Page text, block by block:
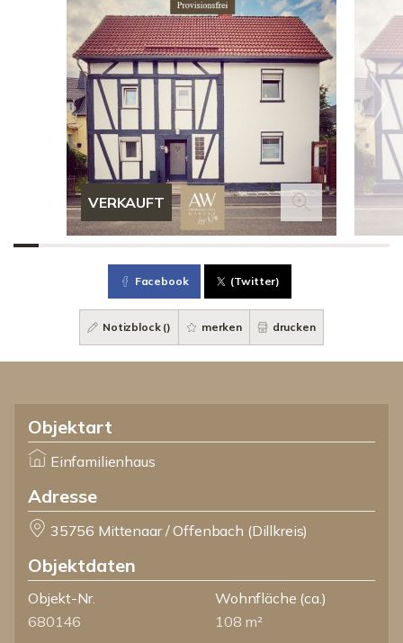
VERKAUFT
Facebook (Twitter)
Notizblock () merken drucken
Objektart
Einfamilienhaus
Adresse
35756 Mittenaar / Offenbach (Dillkreis)
Objektdaten
Objekt-Nr.
680146
Wohnfläche (ca.)
108 m²